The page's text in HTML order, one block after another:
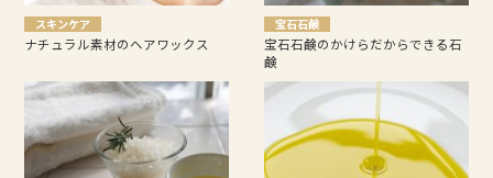
スキンケア
ナチュラル素材のヘアワックス
宝石石鹸
宝石石鹸のかけらだからできる石
鹸